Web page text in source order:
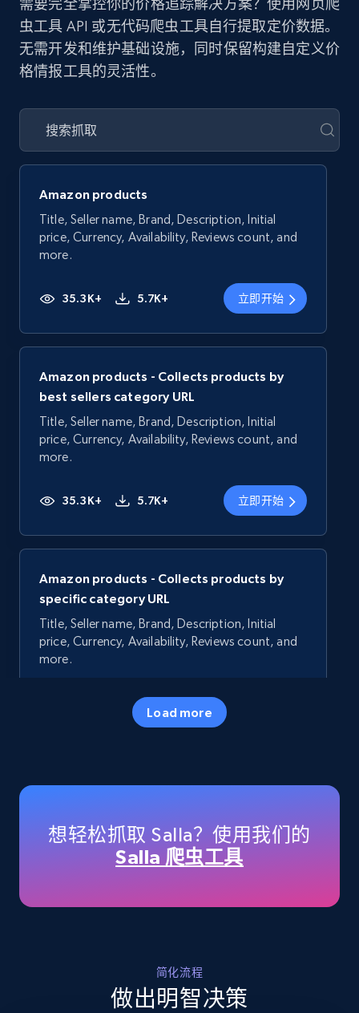
需要完全掌控你的价格追踪解决方案？使用网页爬
虫工具 API 或无代码爬虫工具自行提取定价数据。
无需开发和维护基础设施，同时保留构建自定义价
格情报工具的灵活性。
Amazon products
Title, Seller name, Brand, Description, Initial
price, Currency, Availability, Reviews count, and
more.
35.3K+ 5.7K+ 立即开始
Amazon products - Collects products by
best sellers category URL
Title, Seller name, Brand, Description, Initial
price, Currency, Availability, Reviews count, and
more.
35.3K+ 5.7K+ 立即开始
Amazon products - Collects products by
specific category URL
Title, Seller name, Brand, Description, Initial
price, Currency, Availability, Reviews count, and
more.
5.7K+
Title, Seller name, Brand, Description, Initial
price, Currency, Availability, Reviews count, and
35.3K+ 5.7K+ 立即开始
Amazon products - find products by using
upc numbers
Load more
想轻松抓取 Salla？使用我们的
Salla 爬虫工具
简化流程
做出明智决策